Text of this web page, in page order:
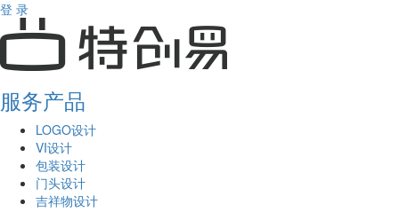
登 录
服务产品
LOGO设计
VI设计
包装设计
门头设计
吉祥物设计